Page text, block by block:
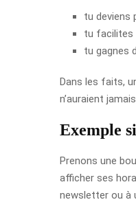
tu deviens
tu facilites
tu gagnes
Dans les faits,
n’auraient
Exemple
Prenons une
afficher ses
newsletter ou à